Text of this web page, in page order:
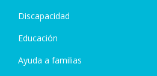
Discapacidad
Educación
Ayuda a familias